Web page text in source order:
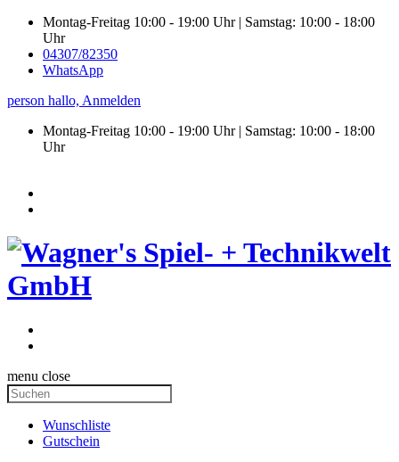
Montag-Freitag 10:00 - 19:00 Uhr | Samstag: 10:00 - 18:00
Uhr
04307/82350
WhatsApp
person hallo, Anmelden
Montag-Freitag 10:00 - 19:00 Uhr | Samstag: 10:00 - 18:00
Uhr
menu close
Wunschliste
Gutschein